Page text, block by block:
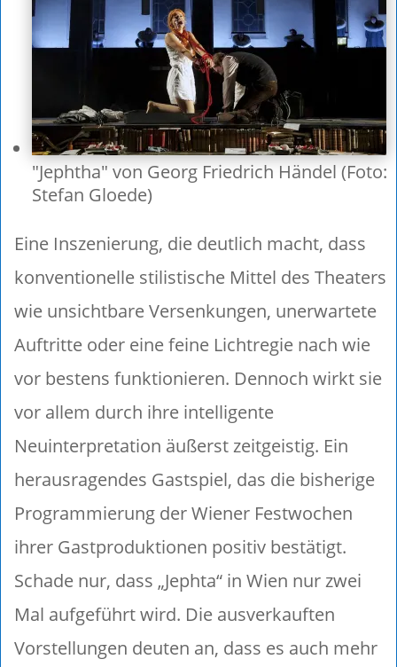
"Jephtha" von Georg Friedrich Händel (Foto:
Stefan Gloede)
Eine Inszenierung, die deutlich macht, dass
konventionelle stilistische Mittel des Theaters
wie unsichtbare Versenkungen, unerwartete
Auftritte oder eine feine Lichtregie nach wie
vor bestens funktionieren. Dennoch wirkt sie
vor allem durch ihre intelligente
Neuinterpretation äußerst zeitgeistig. Ein
herausragendes Gastspiel, das die bisherige
Programmierung der Wiener Festwochen
ihrer Gastproduktionen positiv bestätigt.
Schade nur, dass „Jephta“ in Wien nur zwei
Mal aufgeführt wird. Die ausverkauften
Vorstellungen deuten an, dass es auch mehr